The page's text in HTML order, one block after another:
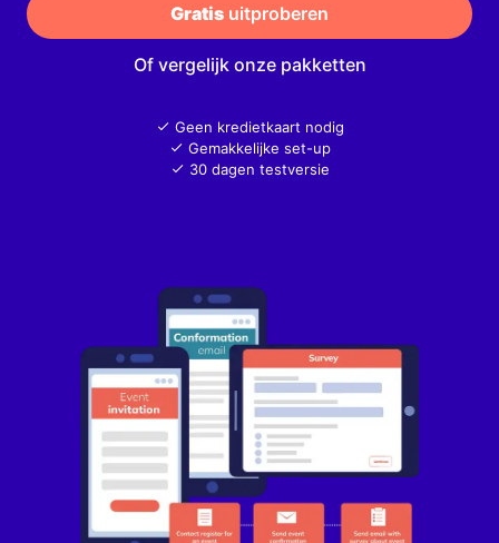
Gratis uitproberen
Of vergelijk onze pakketten
Geen kredietkaart nodig
Gemakkelijke set-up
30 dagen testversie